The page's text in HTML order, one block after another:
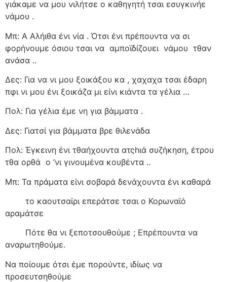
γιάκαμε να μου νιλήτσε ο καθηγητή τσαι εσυγκινήε
νάμου .
Μπ: Α Αλήιθα ένι νία . Ότσι ένι πρέπουντα να σι
φορήνουμε όσιου τσαι να αμποϊδίζουει νάμου τθαν
ανάσα ..
Δες: Για να νι μου ξοικάξου κα , χαχαχα τσαι έδαρη
πφι νι μου ένι ξοικάζα μι είνι κιάντα τα γέλια …
Πολ: Για γέλια έμε νη για βάμματα .
Δες: Γιατσί για βάμματα βρε θιλενάδα
Πολ: Έγκεινη ένι τθαήχουντα ατςhιά συζήκηση, έτρου
τθα ορθά ο ‘νι γινουμένα κουβέντα ..
Μπ: Τα πράματα είνι σοβαρά δενάχουντα ένι καθαρά
το καουτσαίρι επεράτσε τσαι ο Κορωναϊό
αραμάτσε
Πότε θα νι ξεποτσουθούμε ; Επρέπουντα να
αναρωτηθούμε.
Να ποίουμε ότσι έμε πορούντε, ιδίως να
προσευτσηθούμε